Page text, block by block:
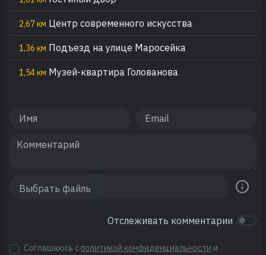
2,67 км Центр современного искусства
1,36 км Подъезд на улице Маросейка
1,54 км Музей-квартира Голованова
Отслеживать комментарии
Соглашаюсь с политикой конфиденциальности и